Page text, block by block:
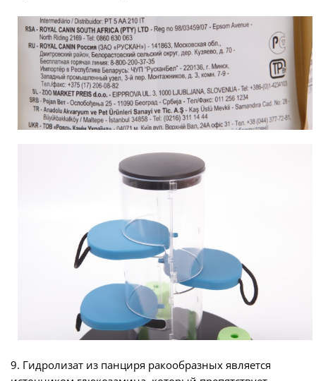
9. Гидролизат из панциря ракообразных является